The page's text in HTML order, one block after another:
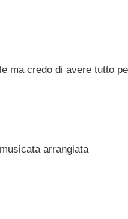
ma credo di avere tutto
arrangiata